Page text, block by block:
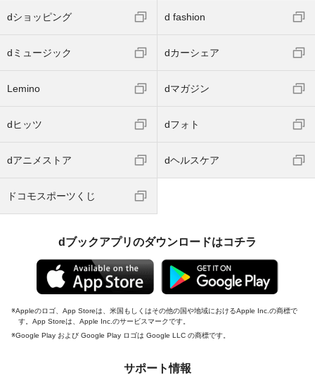
dショッピング d fashion
dミュージック dカーシェア
Lemino dマガジン
dヒッツ dフォト
dアニメストア dヘルスケア
ドコモスポーツくじ
dブックアプリのダウンロードはコチラ
Appleのロゴ、App Storeは、米国もしくはその他の国や地域におけるApple Inc.の商標で
す。App Storeは、Apple Inc.のサービスマークです。
Google Play および Google Play ロゴは Google LLC の商標です。
サポート情報